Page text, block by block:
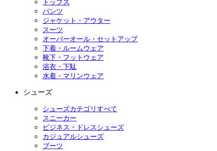
トップス
パンツ
ジャケット・アウター
スーツ
オーバーオール・セットアップ
下着・ルームウェア
靴下・フットウェア
浴衣・下駄
水着・マリンウェア
シューズ
シューズカテゴリすべて
スニーカー
ビジネス・ドレスシューズ
カジュアルシューズ
ブーツ